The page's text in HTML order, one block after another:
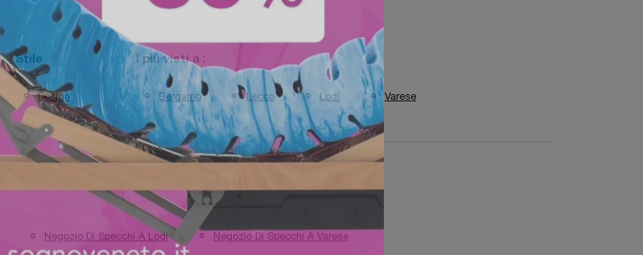
Stile
Design
I più visti a :
Bergamo Lecco Lodi Varese
Negozio Di Specchi A Lodi Negozio Di Specchi A Varese